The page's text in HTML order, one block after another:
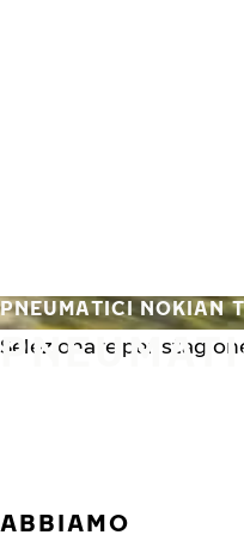
PNEUMATICI NOKIAN
Selezionare per
ABBIAMO